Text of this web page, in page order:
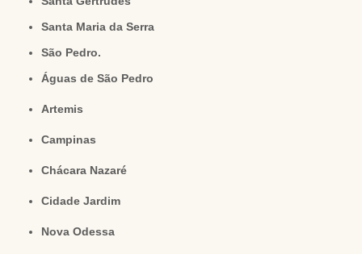
Santa Maria da Serra
São Pedro.
Águas de São Pedro
Artemis
Campinas
Chácara Nazaré
Cidade Jardim
Nova Odessa